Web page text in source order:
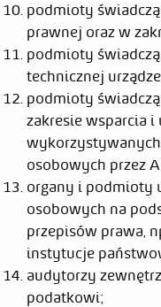
podmioty
prawnej oraz w
podmioty
technicznej
podmioty
zakresie wsparcia
osobowych przez
organy i podmioty
osobowych na
przepisów prawa,
instytucje
audytorzy
podatkowi;